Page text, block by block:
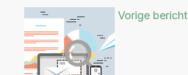
Vorige bericht